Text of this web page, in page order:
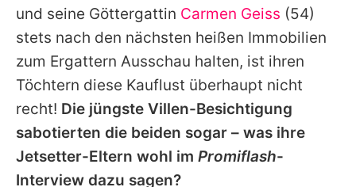
Utiq verwalten
und seine Göttergattin Carmen Geiss (54)
stets nach den nächsten heißen Immobilien
zum Ergattern Ausschau halten, ist ihren
Töchtern diese Kauflust überhaupt nicht
recht! Die jüngste Villen-Besichtigung
sabotierten die beiden sogar – was ihre
Jetsetter-Eltern wohl im Promiflash-
Interview dazu sagen?